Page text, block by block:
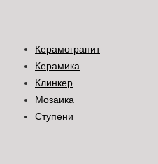
Керамогранит
Керамика
Клинкер
Мозаика
Ступени